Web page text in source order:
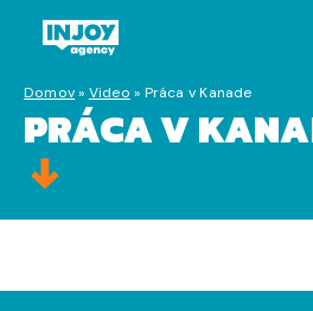
Domov» Video » Práca v Kanade
PRÁCA V